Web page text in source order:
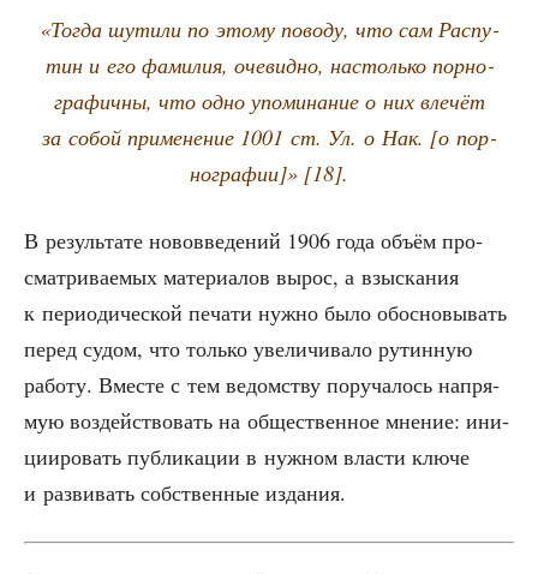
«Тогда шути­ли по это­му пово­ду, что сам Рас­пу­
тин и его фами­лия, оче­вид­но, настоль­ко пор­но­
гра­фич­ны, что одно упо­ми­на­ние о них вле­чёт
за собой при­ме­не­ние 1001 ст. Ул. о Нак. [о пор­
но­гра­фии]» [18].
В резуль­та­те ново­вве­де­ний 1906 года объ­ём про­
смат­ри­ва­е­мых мате­ри­а­лов вырос, а взыс­ка­ния
к пери­о­ди­че­ской печа­ти нуж­но было обос­но­вы­вать
перед судом, что толь­ко уве­ли­чи­ва­ло рутин­ную
рабо­ту. Вме­сте с тем ведом­ству пору­ча­лось напря­
мую воз­дей­ство­вать на обще­ствен­ное мне­ние: ини­
ци­и­ро­вать пуб­ли­ка­ции в нуж­ном вла­сти клю­че
и раз­ви­вать соб­ствен­ные издания.